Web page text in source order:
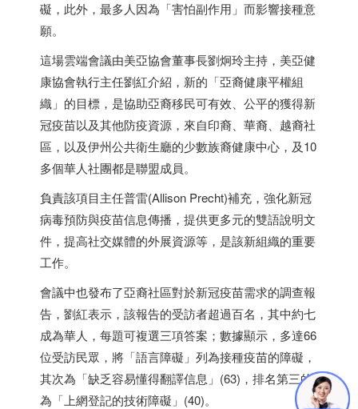
礙，此外，最多人因為「害怕副作用」而影響接種意
願。
這場雲端會議由美亞協會董事長劉炯玲主持，美亞健
康協會執行主任劉紅介紹，新的「亞裔健康平權組
織」的目標，是協助亞裔移民可有效、公平的獲得新
冠疫苗以及其他防疫資源，來自印裔、華裔、越裔社
區，以及伊州公共衛生廳的少數族裔健康中心，及10
多個華人社團都是聯盟成員。
負責該項目主任普雷(Allison Precht)補充，強化新冠
病毒預防與疫苗信息傳播，提供更多元的雙語說明文
件，提高社交媒體的外展資源等，是該新組織的重要
工作。
會議中也發布了亞裔社區對於新冠疫苗需求的調查報
告，劉紅表示，該報告的受訪者超過百名，其中約七
成為華人，每題可複選三項答案；數據顯示，多達66
位受訪民眾，將「語言障礙」列為接種疫苗的障礙，
其次為「缺乏容易懂得翻譯信息」(63)，排名第三的
為「上網登記的技術障礙」(40)。